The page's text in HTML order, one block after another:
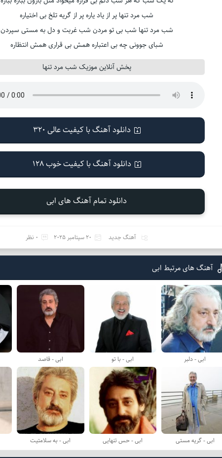
شب مرد تنها پر از یاد یاره پر از گریه تلخ بی اختیاره
شب مرد تنها شب بی تو مردن شب غربت و دل به مستی سپردن
شبای جوونی چه بی اعتباره همش بی قراری همش انتظاره
پخش آنلاین موزیک شب مرد تنها
دانلود آهنگ با کیفیت عالی 320
دانلود آهنگ با کیفیت خوب 128
دانلود تمام آهنگ های ابی
آهنگ جدید 20 سپتامبر 2025 0 نظر
آهنگ های مرتبط ابی
ابی - دلبر ابی - با تو ابی - قاصد
ابی - گریه مستی ابی - حس تنهایی ابی - به سلامتیت